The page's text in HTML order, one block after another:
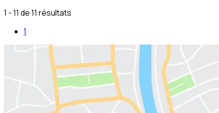
1 - 11 de 11 résultats
1